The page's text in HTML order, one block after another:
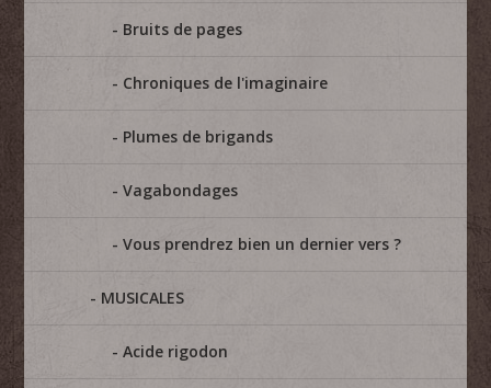
Bruits de pages
Chroniques de l'imaginaire
Plumes de brigands
Vagabondages
Vous prendrez bien un dernier vers ?
MUSICALES
Acide rigodon